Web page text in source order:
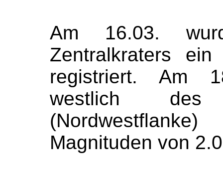
Am 16.03.
Zentralkraters
registriert. Am
westlich des
Magnituden von